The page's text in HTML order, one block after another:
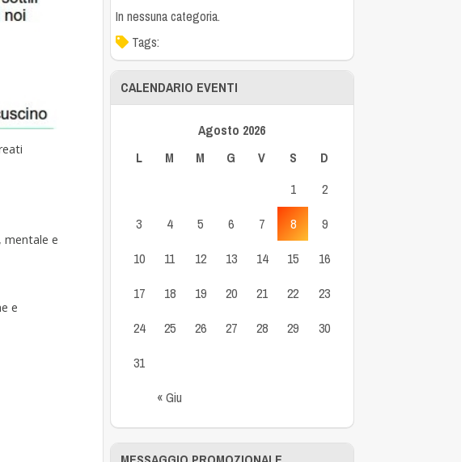
mentale e
e
In nessuna categoria.
Tags:
CALENDARIO EVENTI
Agosto 2026
L
M M G V S D
« Giu
1
2
3
4 5 6 7 8
9
10
11 12 13 14 15
16
17
18 19 20 21 22
23
24
25 26 27 28 29
30
31